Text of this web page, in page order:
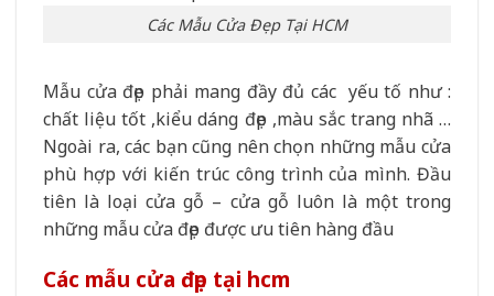
Các Mẫu Cửa Đẹp Tại HCM
Mẫu cửa đẹp phải mang đầy đủ các yếu tố như :
chất liệu tốt ,kiểu dáng đẹp ,màu sắc trang nhã …
Ngoài ra, các bạn cũng nên chọn những mẫu cửa
phù hợp với kiến trúc công trình của mình. Đầu
tiên là loại cửa gỗ – cửa gỗ luôn là một trong
những mẫu cửa đẹp được ưu tiên hàng đầu
Các mẫu cửa đẹp tại hcm